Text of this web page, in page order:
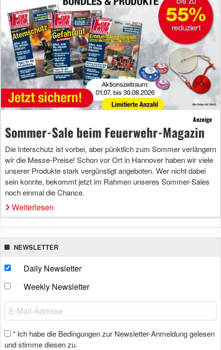
Anzeige
Sommer-Sale beim Feuerwehr-Magazin
Die Interschutz ist vorbei, aber pünktlich zum Sommer verlängern
wir die Messe-Preise! Schon vor Ort in Hannover haben wir viele
unserer Produkte stark vergünstigt angeboten. Wer nicht dabei
sein konnte, bekommt jetzt im Rahmen unseres Sommer-Sales
noch einmal die Chance.
Weiterlesen
NEWSLETTER
Daily Newsletter
Weekly Newsletter
* Ich habe die Bedingungen zur Newsletter-Anmeldung gelesen
und stimme diesen zu.